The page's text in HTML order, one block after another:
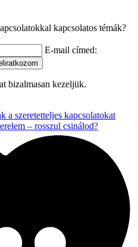
kapcsolatos témák?
E-mail címed:
bizalmasan kezeljük.
a szeretetteljes kapcsolatokat
– rosszul csinálod?